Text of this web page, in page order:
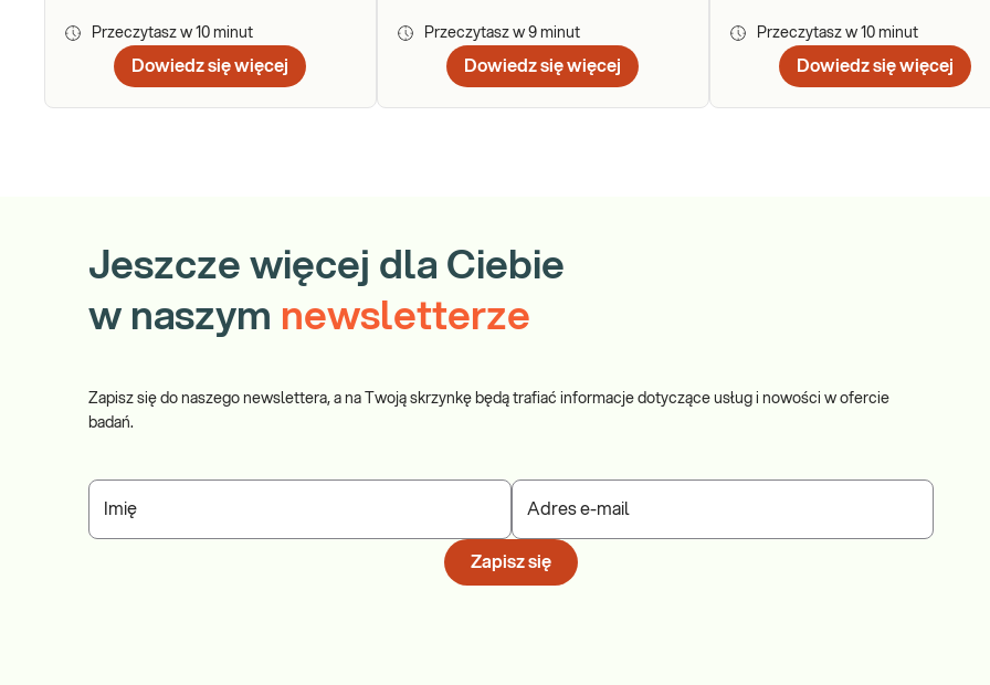
Przeczytasz w 10 minut
Dowiedz się więcej
Przeczytasz w 9 minut
Dowiedz się więcej
Przeczytasz w 10 minut
Dowiedz się więcej
Jeszcze więcej dla Ciebie
w naszym newsletterze
Zapisz się do naszego newslettera, a na Twoją skrzynkę będą trafiać informacje dotyczące usług i nowości w ofercie
badań.
Imię Adres e-mail
Zapisz się